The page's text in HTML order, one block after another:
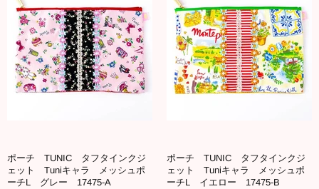
ポーチ TUNIC タフタインクジ
ェット Tuniキャラ メッシュポ
ーチL グレー 17475-A
ポーチ TUNIC タフタインクジ
ェット Tuniキャラ メッシュポ
ーチL イエロー 17475-B